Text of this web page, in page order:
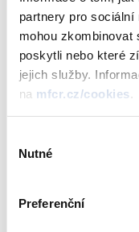
partnery pro sociální
mohou
poskytli nebo které
jejich služby.
na mfcr.cz/cookies
souhlasu
Nutné
Preferenční
Uzávěrka příjmu
objednávek:
Způsob prodeje
dluhopisů:
Způsob zadávání
objednávek:
Název agenta:
podlePravidel systému